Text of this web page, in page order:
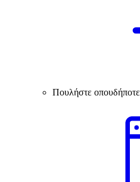
Πουλήστε οπουδήποτε